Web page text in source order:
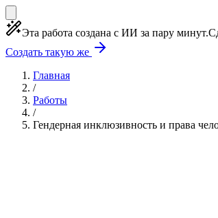
Эта работа создана с ИИ за пару минут.
Создать такую же
Главная
/
Работы
/
Гендерная инклюзивность и права